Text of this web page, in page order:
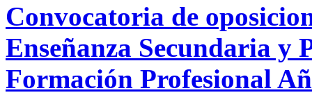
Convocatoria de
Enseñanza Secundaria y
Formación Profesional